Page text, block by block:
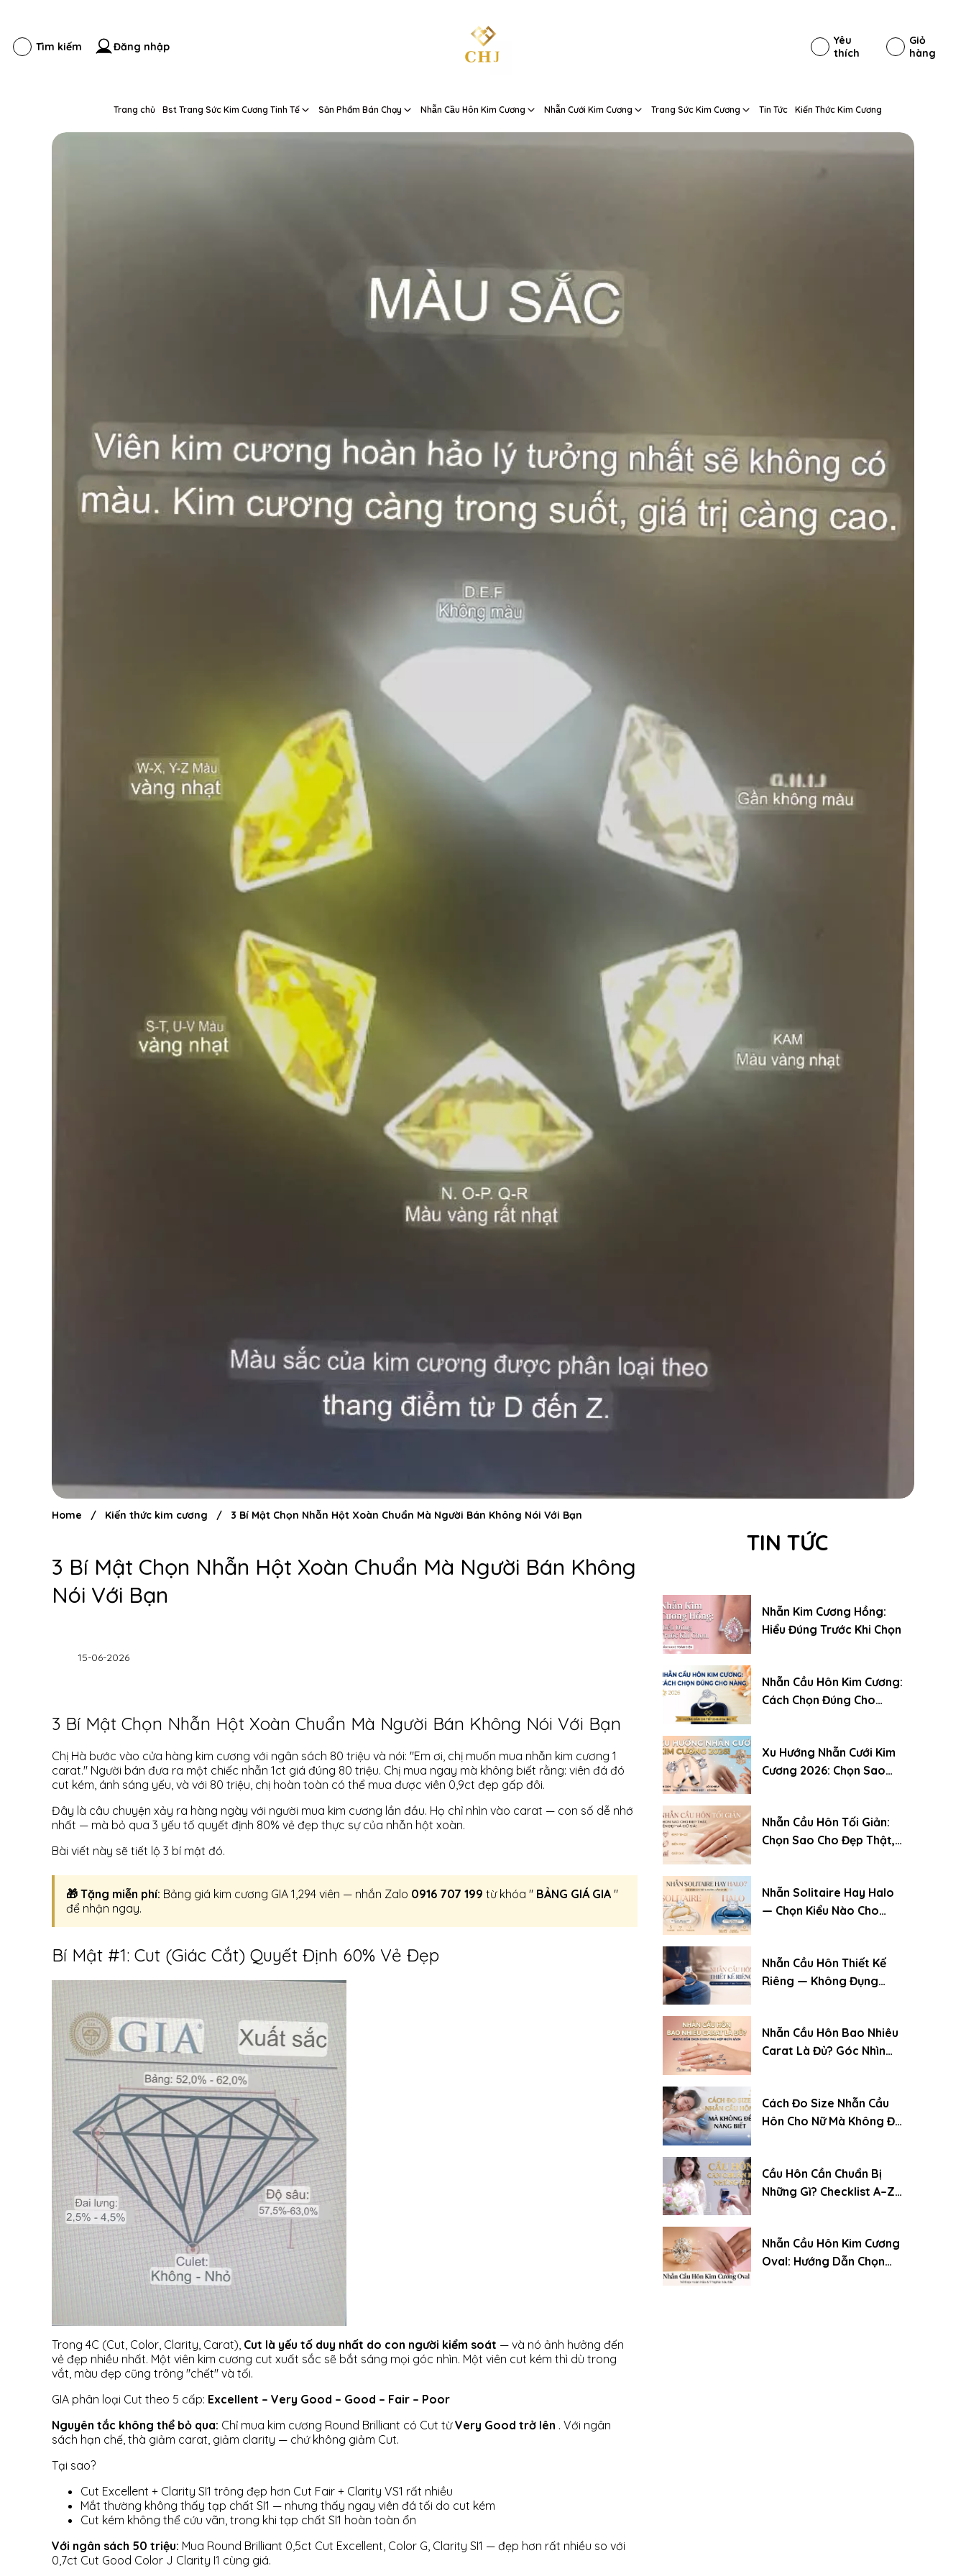
Trang chủ Bst Trang Sức Kim Cương Tinh Tế Sản Phẩm Bán Chạy Nhẫn Cầu Hôn Kim Cương Nhẫn Cưới Kim Cương Trang Sức Kim Cương Tin Tức Kiến Thức Kim Cương
Tìm kiếm Đăng nhập
Giỏ
hàng
Yêu
thích
TIN TỨC
Nhẫn Kim Cương Hồng:
Hiểu Đúng Trước Khi Chọn
Nhẫn Cầu Hôn Kim Cương:
Cách Chọn Đúng Cho
Xu Hướng Nhẫn Cưới Kim
Cương 2026: Chọn Sao
Nhẫn Cầu Hôn Tối Giản:
Chọn Sao Cho Đẹp Thật,
Nhẫn Solitaire Hay Halo
— Chọn Kiểu Nào Cho
Nhẫn Cầu Hôn Thiết Kế
Riêng — Không Đụng
Nhẫn Cầu Hôn Bao Nhiêu
Carat Là Đủ? Góc Nhìn
Cách Đo Size Nhẫn Cầu
Hôn Cho Nữ Mà Không Để
Cầu Hôn Cần Chuẩn Bị
Những Gì? Checklist A–Z
Nhẫn Cầu Hôn Kim Cương
Oval: Hướng Dẫn Chọn
3 Bí Mật Chọn Nhẫn Hột Xoàn Chuẩn Mà Người Bán Không
Nói Với Bạn
3 Bí Mật Chọn Nhẫn Hột Xoàn Chuẩn Mà Người Bán Không Nói Với Bạn
Chị Hà bước vào cửa hàng kim cương với ngân sách 80 triệu và nói: "Em ơi, chị muốn mua nhẫn kim cương 1
carat." Người bán đưa ra một chiếc nhẫn 1ct giá đúng 80 triệu. Chị mua ngay mà không biết rằng: viên đá đó
cut kém, ánh sáng yếu, và với 80 triệu, chị hoàn toàn có thể mua được viên 0,9ct đẹp gấp đôi.
Đây là câu chuyện xảy ra hàng ngày với người mua kim cương lần đầu. Họ chỉ nhìn vào carat — con số dễ nhớ
nhất — mà bỏ qua 3 yếu tố quyết định 80% vẻ đẹp thực sự của nhẫn hột xoàn.
Bài viết này sẽ tiết lộ 3 bí mật đó.
🎁 Tặng miễn phí: Bảng giá kim cương GIA 1,294 viên — nhắn Zalo 0916 707 199 từ khóa " BẢNG GIÁ GIA "
để nhận ngay.
Bí Mật #1: Cut (Giác Cắt) Quyết Định 60% Vẻ Đẹp
Trong 4C (Cut, Color, Clarity, Carat), Cut là yếu tố duy nhất do con người kiểm soát — và nó ảnh hưởng đến
vẻ đẹp nhiều nhất. Một viên kim cương cut xuất sắc sẽ bắt sáng mọi góc nhìn. Một viên cut kém thì dù trong
vắt, màu đẹp cũng trông "chết" và tối.
GIA phân loại Cut theo 5 cấp: Excellent – Very Good – Good – Fair – Poor
Nguyên tắc không thể bỏ qua: Chỉ mua kim cương Round Brilliant có Cut từVery Good trở lên . Với ngân
sách hạn chế, thà giảm carat, giảm clarity — chứ không giảm Cut.
Tại sao?
Cut Excellent + Clarity SI1 trông đẹp hơn Cut Fair + Clarity VS1 rất nhiều
Mắt thường không thấy tạp chất SI1 — nhưng thấy ngay viên đá tối do cut kém
Cut kém không thể cứu vãn, trong khi tạp chất SI1 hoàn toàn ổn
Với ngân sách 50 triệu: Mua Round Brilliant 0,5ct Cut Excellent, Color G, Clarity SI1 — đẹp hơn rất nhiều so với
0,7ct Cut Good Color J Clarity I1 cùng giá.
Home / Kiến thức kim cương / 3 Bí Mật Chọn Nhẫn Hột Xoàn Chuẩn Mà Người Bán Không Nói Với Bạn
15-06-2026